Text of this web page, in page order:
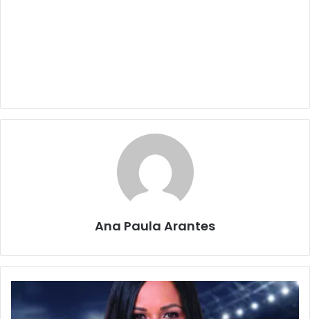
Ana Paula Arantes